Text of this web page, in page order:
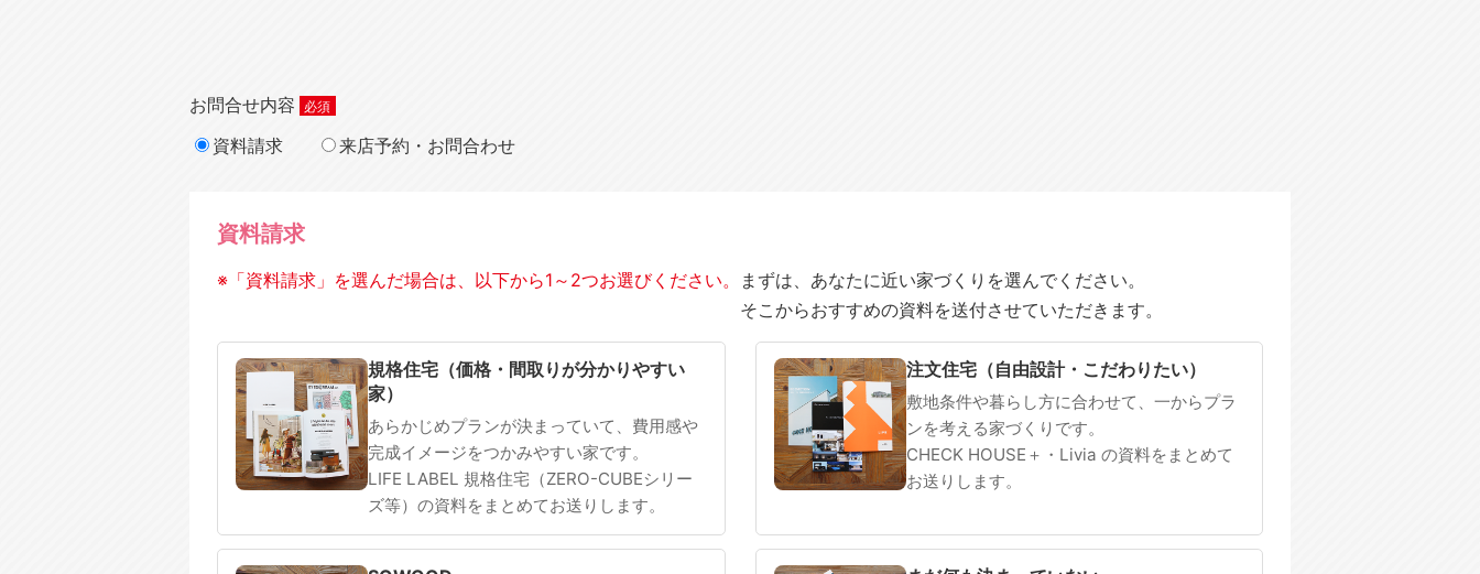
お問合せ内容
資料請求
来店予約・お問合わせ
資料請求
※「資料請求」を選んだ場合は、以下から1～2つお選びください。
まずは、あなたに近い家づくりを選んでください。
そこからおすすめの資料を送付させていただきます。
規格住宅
まだ何も決まっていない
規格住宅（価格・間取りが分かりやすい
家）
あらかじめプランが決まっていて、費用感や
完成イメージをつかみやすい家です。
LIFE LABEL 規格住宅（ZERO-CUBEシリー
ズ等）の資料をまとめてお送りします。
注文住宅（自由設計・こだわりたい）
敷地条件や暮らし方に合わせて、一からプラ
ンを考える家づくりです。
CHECK HOUSE＋・Livia の資料をまとめて
お送りします。